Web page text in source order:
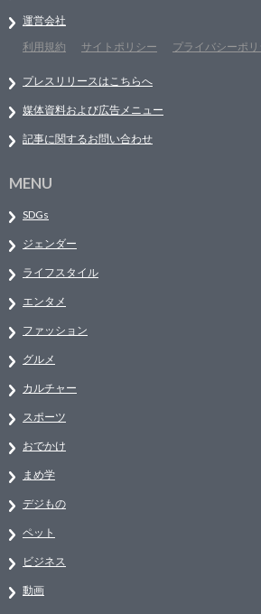
運営会社
利用規約
サイトポリシー プライバシーポリ
プレスリリースはこちらへ
媒体資料および広告メニュー
記事に関するお問い合わせ
MENU
SDGs
ジェンダー
ライフスタイル
エンタメ
ファッション
グルメ
カルチャー
スポーツ
おでかけ
まめ学
デジもの
ペット
ビジネス
動画